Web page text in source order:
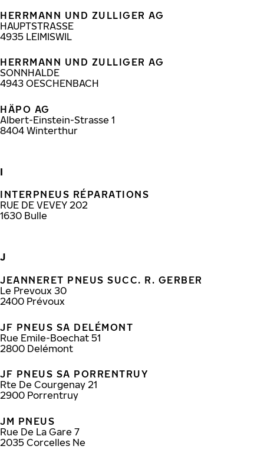
HERRMANN UND ZULLIGER AG
HAUPTSTRASSE
4935 LEIMISWIL
HERRMANN UND ZULLIGER AG
SONNHALDE
4943 OESCHENBACH
HÄPO AG
Albert-Einstein-Strasse 1
8404 Winterthur
I
INTERPNEUS RÉPARATIONS
RUE DE VEVEY 202
1630 Bulle
J
JEANNERET PNEUS SUCC. R. GERBER
Le Prevoux 30
2400 Prévoux
JF PNEUS SA DELÉMONT
Rue Emile-Boechat 51
2800 Delémont
JF PNEUS SA PORRENTRUY
Rte De Courgenay 21
2900 Porrentruy
JM PNEUS
Rue De La Gare 7
2035 Corcelles Ne